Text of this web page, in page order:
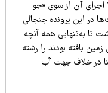
آغاز و بار دیگر در سال ۲۰۲۱ اجرای آن از سوی «جو
پرونده جنجالی
همه آنچه
بودند را رشته
خلاف جهت آب